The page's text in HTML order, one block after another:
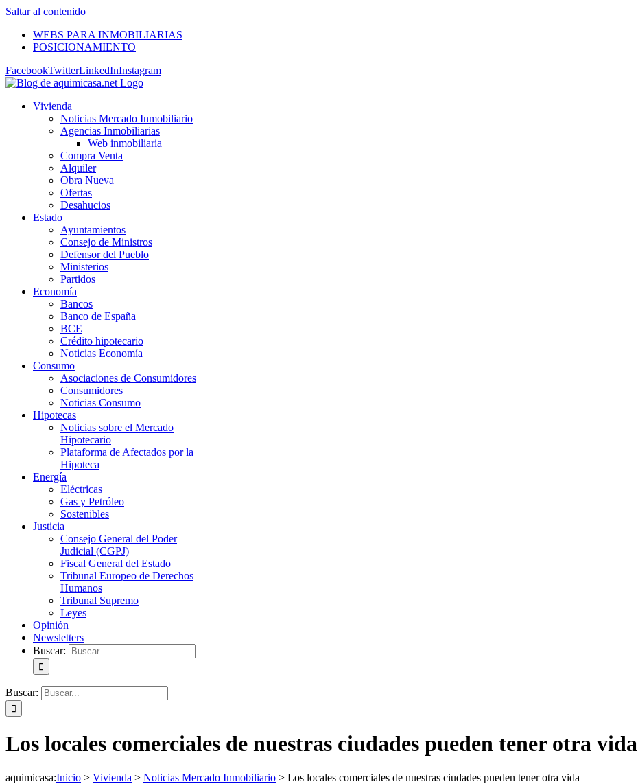
Saltar al contenido
WEBS PARA INMOBILIARIAS
POSICIONAMIENTO
FacebookTwitterLinkedInInstagram
Vivienda
Noticias Mercado Inmobiliario
Agencias Inmobiliarias
Web inmobiliaria
Compra Venta
Alquiler
Obra Nueva
Ofertas
Desahucios
Estado
Ayuntamientos
Consejo de Ministros
Defensor del Pueblo
Ministerios
Partidos
Economía
Bancos
Banco de España
BCE
Crédito hipotecario
Noticias Economía
Consumo
Asociaciones de Consumidores
Consumidores
Noticias Consumo
Hipotecas
Noticias sobre el Mercado
Hipotecario
Plataforma de Afectados por la
Hipoteca
Energía
Eléctricas
Gas y Petróleo
Sostenibles
Justicia
Consejo General del Poder
Judicial (CGPJ)
Fiscal General del Estado
Tribunal Europeo de Derechos
Humanos
Tribunal Supremo
Leyes
Opinión
Newsletters
Buscar:
Buscar:
Los locales comerciales de nuestras ciudades pueden tener otra vida
aquimicasa:Inicio > Vivienda > Noticias Mercado Inmobiliario > Los locales comerciales de nuestras ciudades pueden tener otra vida